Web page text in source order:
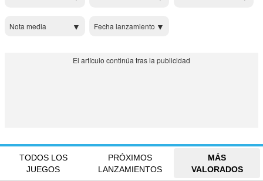
Nota media Fecha lanzamiento
TODOS LOS
JUEGOS
PRÓXIMOS
LANZAMIENTOS
MÁS
VALORADOS